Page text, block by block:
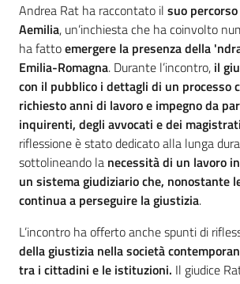
Attività
Argomenti
Per i media
Per i cittadini
Andrea Rat ha raccontato il suo
Aemilia, un’inchiesta che ha coinvolto
ha fattoemergere la presenza della
Emilia-Romagna. Durante l’incontro, il
con il pubblico i dettagli di un processo
richiesto anni di lavoro e impegno da
inquirenti, degli avvocati e dei magistrati
riflessione è stato dedicato alla lunga
sottolineando la necessità di un lavoro
un sistema giudiziario che, nonostante
continua a perseguire la giustizia.
L’incontro ha offerto anche spunti di
della giustizia nella società
tra i cittadini e le istituzioni. Il giudice